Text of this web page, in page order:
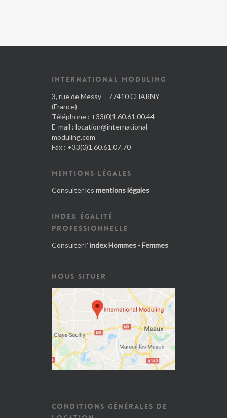
INTERNATIONAL MODULING
3, rue de Messy – 77410 CHARNY –
(France)
Téléphone : +33(0)1.60.61.00.44
E-mail : location@international-
moduling.com
Fax : +33(0)1.60.61.07.70
MENTIONS LÉGALES
Consulter les mentions légales
INDEX ÉGALITÉ
PROFESSIONNELLE
Consulter l' index Hommes - Femmes
NOUS SITUER
CONDITIONS GÉNÉRALES DE